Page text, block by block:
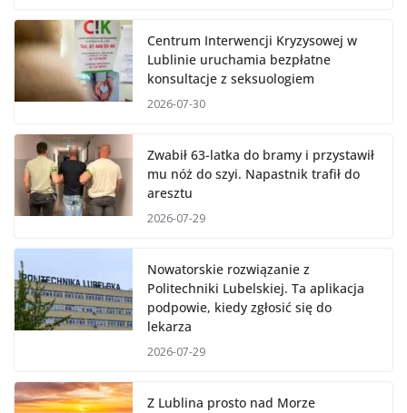
Centrum Interwencji Kryzysowej w
Lublinie uruchamia bezpłatne
konsultacje z seksuologiem
2026-07-30
Zwabił 63-latka do bramy i przystawił
mu nóż do szyi. Napastnik trafił do
aresztu
2026-07-29
Nowatorskie rozwiązanie z
Politechniki Lubelskiej. Ta aplikacja
podpowie, kiedy zgłosić się do
lekarza
2026-07-29
Z Lublina prosto nad Morze